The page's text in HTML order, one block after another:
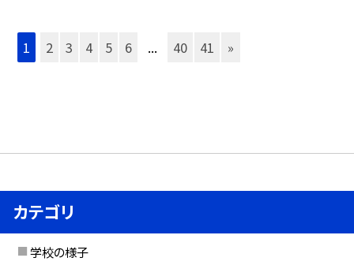
1 2 3 4 5 6 ... 40 41 »
カテゴリ
学校の様子